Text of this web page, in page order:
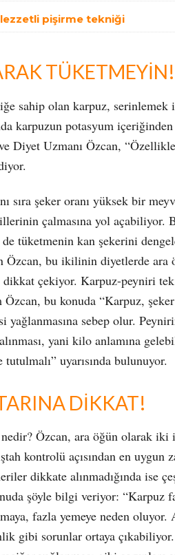
pişirme tekniği
TÜKETMEYİN!
sahip olan karpuz,
karpuzun potasyum
Diyet Uzmanı Özcan,
sıra şeker oranı yüksek bir
çalmasına yol açabiliyor.
tüketmenin kan şekerini
Özcan, bu ikilinin diyetlerde
çekiyor. Karpuz-peyniri
Özcan, bu konuda “Karpuz,
yağlanmasına sebep olur.
yani kilo anlamına
uyarısında bulunuyor.
DİKKAT!
Özcan, ara öğün olarak
kontrolü açısından en uygun
dikkate alınmadığında ise
şöyle bilgi veriyor: “Karpuz
fazla yemeye neden oluyor.
gibi sorunlar ortaya